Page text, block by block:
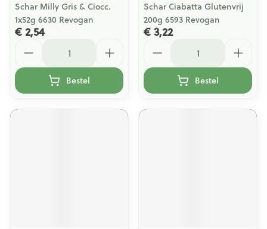
Schar Milly Gris & Ciocc.
1x52g 6630 Revogan
€ 2,54
Bestel
Schar Ciabatta Glutenvrij
200g 6593 Revogan
€ 3,22
Bestel